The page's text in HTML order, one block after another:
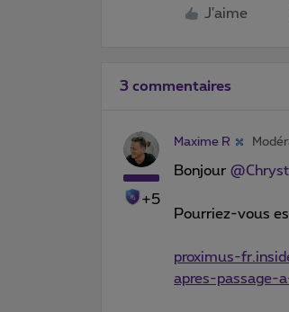
J'aime
3 commentaires
+5
Maxime R
Bonjour
Pourriez-vous
proximus-
apres-